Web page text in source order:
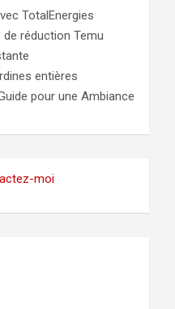
TotalEnergies
réduction Temu
entières
pour une Ambiance
moi